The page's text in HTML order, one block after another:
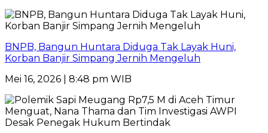
BNPB, Bangun Huntara Diduga Tak Layak Huni,
Korban Banjir Simpang Jernih Mengeluh
Mei 16, 2026 | 8:48 pm WIB